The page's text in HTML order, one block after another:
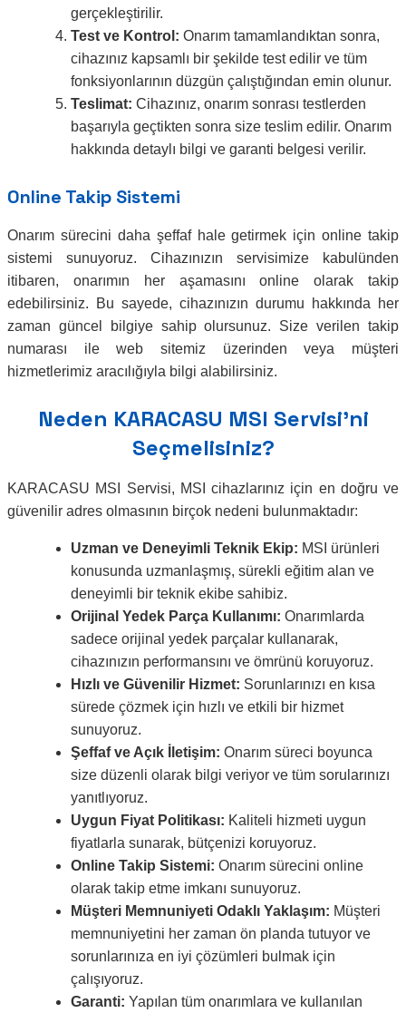
gerçekleştirilir.
Test ve Kontrol: Onarım tamamlandıktan sonra,
cihazınız kapsamlı bir şekilde test edilir ve tüm
fonksiyonlarının düzgün çalıştığından emin olunur.
Teslimat: Cihazınız, onarım sonrası testlerden
başarıyla geçtikten sonra size teslim edilir. Onarım
hakkında detaylı bilgi ve garanti belgesi verilir.
Online Takip Sistemi
Onarım sürecini daha şeffaf hale getirmek için online takip
sistemi sunuyoruz. Cihazınızın servisimize kabulünden
itibaren, onarımın her aşamasını online olarak takip
edebilirsiniz. Bu sayede, cihazınızın durumu hakkında her
zaman güncel bilgiye sahip olursunuz. Size verilen takip
numarası ile web sitemiz üzerinden veya müşteri
hizmetlerimiz aracılığıyla bilgi alabilirsiniz.
Neden KARACASU MSI Servisi’ni
Seçmelisiniz?
KARACASU MSI Servisi, MSI cihazlarınız için en doğru ve
güvenilir adres olmasının birçok nedeni bulunmaktadır:
Uzman ve Deneyimli Teknik Ekip: MSI ürünleri
konusunda uzmanlaşmış, sürekli eğitim alan ve
deneyimli bir teknik ekibe sahibiz.
Orijinal Yedek Parça Kullanımı: Onarımlarda
sadece orijinal yedek parçalar kullanarak,
cihazınızın performansını ve ömrünü koruyoruz.
Hızlı ve Güvenilir Hizmet: Sorunlarınızı en kısa
sürede çözmek için hızlı ve etkili bir hizmet
sunuyoruz.
Şeffaf ve Açık İletişim: Onarım süreci boyunca
size düzenli olarak bilgi veriyor ve tüm sorularınızı
yanıtlıyoruz.
Uygun Fiyat Politikası: Kaliteli hizmeti uygun
fiyatlarla sunarak, bütçenizi koruyoruz.
Online Takip Sistemi: Onarım sürecini online
olarak takip etme imkanı sunuyoruz.
Müşteri Memnuniyeti Odaklı Yaklaşım: Müşteri
memnuniyetini her zaman ön planda tutuyor ve
sorunlarınıza en iyi çözümleri bulmak için
çalışıyoruz.
Garanti: Yapılan tüm onarımlara ve kullanılan